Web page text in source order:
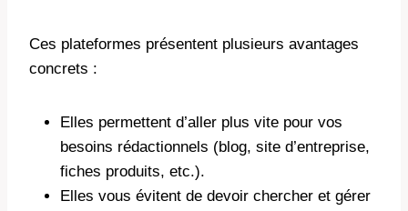
Ces plateformes présentent plusieurs avantages
concrets :
Elles permettent d’aller plus vite pour vos
besoins rédactionnels (blog, site d’entreprise,
fiches produits, etc.).
Elles vous évitent de devoir chercher et gérer